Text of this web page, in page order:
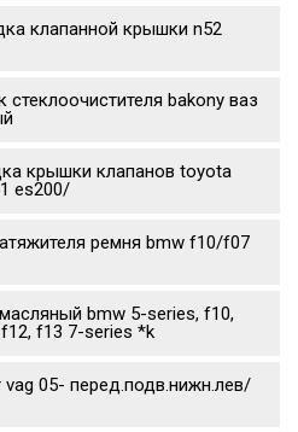
клапанной крышки n52
стеклоочистителя bakony ваз
крышки клапанов toyota
es200/
ремня bmw f10/f07
bmw 5-series, f10,
f13 7-series *k
vag 05- перед.подв.нижн.лев/